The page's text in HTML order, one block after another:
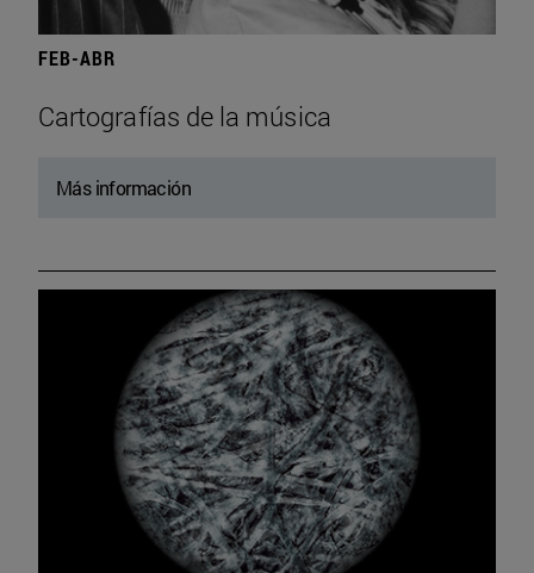
FEB-ABR
Cartografías de la música
Más información